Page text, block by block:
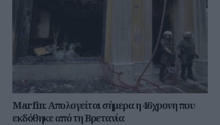
Marfin: Απολογείται σήμερα η 46χρονη που
εκδόθηκε από τη Βρετανία